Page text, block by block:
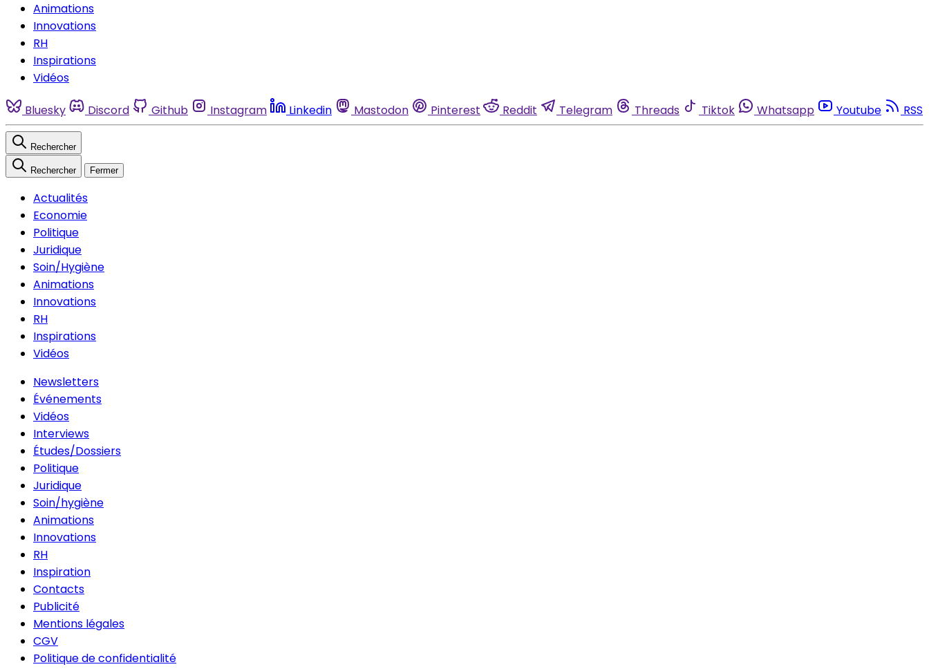
Animations
Innovations
RH
Inspirations
Vidéos
Bluesky Discord Github Instagram Linkedin Mastodon Pinterest Reddit Telegram Threads Tiktok Whatsapp Youtube RSS
Rechercher
Rechercher Fermer
Actualités
Economie
Politique
Juridique
Soin/Hygiène
Animations
Innovations
RH
Inspirations
Vidéos
Newsletters
Événements
Vidéos
Interviews
Études/Dossiers
Politique
Juridique
Soin/hygiène
Animations
Innovations
RH
Inspiration
Contacts
Publicité
Mentions légales
CGV
Politique de confidentialité